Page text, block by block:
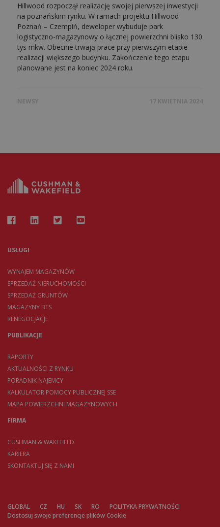
Hillwood rozpoczął realizację swojej pierwszej inwestycji
na poznańskim rynku. W ramach projektu Hillwood
Poznań – Czempiń, deweloper wybuduje park
logistyczno-magazynowy o łącznej powierzchni blisko 130
tys mkw. Obecnie trwają prace przy pierwszym etapie
realizacji większego budynku. Zakończenie tego etapu
planowane jest na koniec 2024 roku.
NEWSY 17 KWIETNIA 2024
USŁUGI
WYNAJEM MAGAZYNÓW
SPRZEDAŻ NIERUCHOMOŚCI
SPRZEDAŻ GRUNTÓW
MAGAZYNY BTS
RENEGOCJACJE
PUBLIKACJE
RAPORTY
AKTUALNOŚCI Z RYNKU
PORADNIK NAJEMCY
KALKULATOR POMOCY PUBLICZNEJ SSE
MAPA POWIERZCHNI MAGAZYNOWYCH
FIRMA
CUSHMAN & WAKEFIELD
KARIERA
SKONTAKTUJ SIĘ Z NAMI
GLOBAL CZ HU SK RO
POLITYKA PRYWATNOŚCI
Dostosuj swoje preferencje plików Cookie